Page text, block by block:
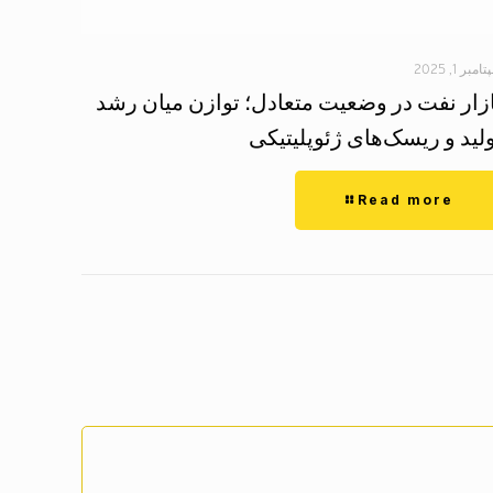
1, 2025
نفت در وضعیت متعادل؛ توازن میان رشد
و ریسک‌های ژئوپلیتیکی
Read more